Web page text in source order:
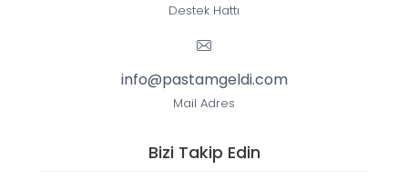
Destek Hattı
info@pastamgeldi.com
Mail Adres
Bizi Takip Edin